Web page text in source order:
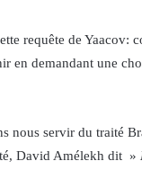
requête de Yaacov:
en demandant une
nous servir du traité
David Amélekh dit »